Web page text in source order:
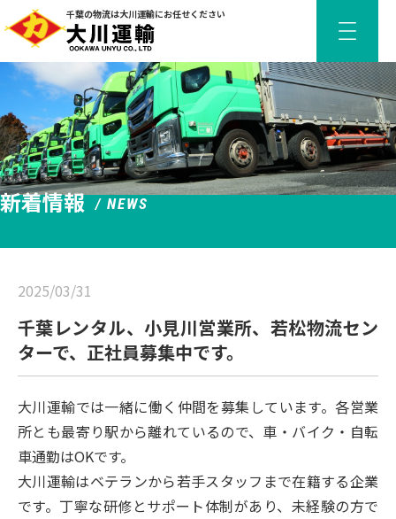
千葉の物流は大川運輸にお任せください
新着情報 / NEWS
2025/03/31
千葉レンタル、小見川営業所、若松物流セン
ターで、正社員募集中です。
大川運輸では一緒に働く仲間を募集しています。各営業
所とも最寄り駅から離れているので、車・バイク・自転
車通勤はOKです。
大川運輸はベテランから若手スタッフまで在籍する企業
です。丁寧な研修とサポート体制があり、未経験の方で